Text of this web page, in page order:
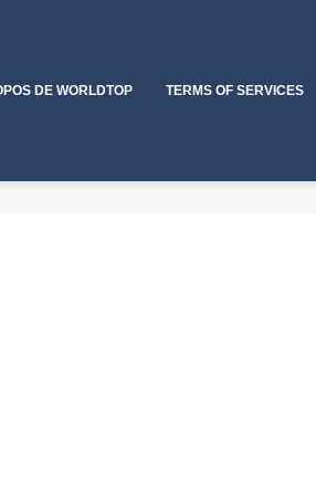
DE WORLDTOP TERMS OF SERVICES